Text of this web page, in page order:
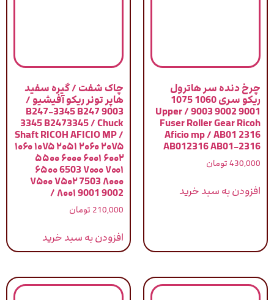
چرخ دنده سر هاترول
ریکو سری 1060 1075
9001 9002 9003 / Upper
Fuser Roller Gear Ricoh
Aficio mp / AB01 2316
AB012316 AB01-2316
430,000 تومان
افزودن به سبد خرید
چاک شفت / گیره سفید
هاپر تونر ریکو آفیشیو /
9003 B247-3345 B247
3345 B2473345 / Chuck
Shaft RICOH AFICIO MP /
۱۰۶۰ ۱۰۷۵ ۲۰۵۱ ۲۰۶۰ ۲۰۷۵
۵۵۰۰ ۶۰۰۰ ۶۰۰۱ ۶۰۰۲
۶۵۰۰ 6503 ۷۰۰۰ ۷۰۰۱
۷۵۰۰ ۷۵۰۲ 7503 ۸۰۰۰
۸۰۰۱ 9001 9002 /
210,000 تومان
افزودن به سبد خرید